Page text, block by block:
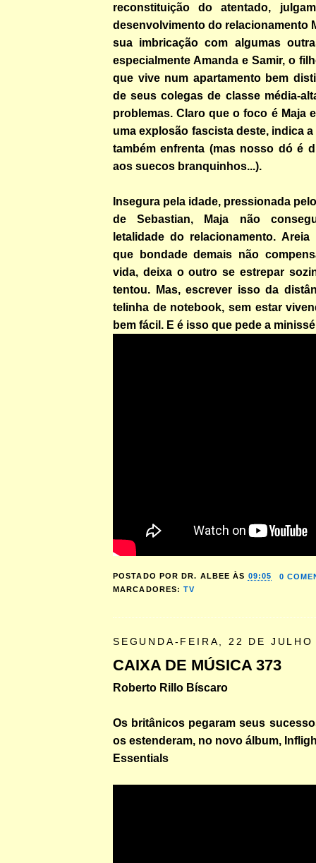
reconstituição do atentado,
desenvolvimento do relacionamento
sua imbricação com algumas
especialmente Amanda e Samir, o
que vive num apartamento bem
de seus colegas de classe média-
problemas. Claro que o foco é Maja
uma explosão fascista deste, indica
também enfrenta (mas nosso dó é
aos suecos branquinhos...).
Insegura pela idade, pressionada
de Sebastian, Maja não
letalidade do relacionamento. Areia
que bondade demais não
vida, deixa o outro se estrepar
tentou. Mas, escrever isso da
telinha de notebook, sem estar
bem fácil. E é isso que pede a
POSTADO POR DR. ALBEE ÀS 09:05
0
MARCADORES:TV
SEGUNDA-FEIRA, 22 DE
CAIXA DE MÚSICA 373
Roberto Rillo Bíscaro
Os britânicos pegaram seus
os estenderam, no novo álbum,
Essentials